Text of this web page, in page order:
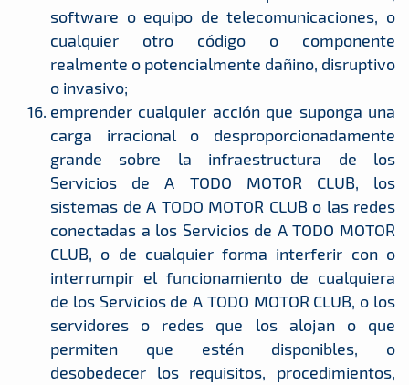
software o equipo de telecomunicaciones, o
cualquier otro código o componente
realmente o potencialmente dañino, disruptivo
o invasivo;
emprender cualquier acción que suponga una
carga irracional o desproporcionadamente
grande sobre la infraestructura de los
Servicios de A TODO MOTOR CLUB, los
sistemas de A TODO MOTOR CLUB o las redes
conectadas a los Servicios de A TODO MOTOR
CLUB, o de cualquier forma interferir con o
interrumpir el funcionamiento de cualquiera
de los Servicios de A TODO MOTOR CLUB, o los
servidores o redes que los alojan o que
permiten que estén disponibles, o
desobedecer los requisitos, procedimientos,